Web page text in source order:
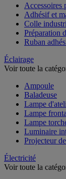
Accessoires
Adhésif et
Colle
Préparation
Ruban
Éclairage
Voir toute la
Ampoule
Baladeuse
Lampe
Lampe
Lampe
Luminaire
Projecteur
Électricité
Voir toute la